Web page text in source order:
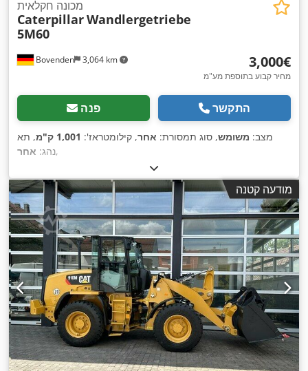
Bovenden 3,064 km
מכונה חקלאית
CaterpillarWandlergetriebe
5M60
‏3,000 ‏€
מחיר קבוע בתוספת מע"מ
פנה התקשר
מצב: משומש, סוג תמסורת: אחר, קילומטראז': 1,001 ק"מ
, תא
נהג: אחר ,
מודעה קטנה